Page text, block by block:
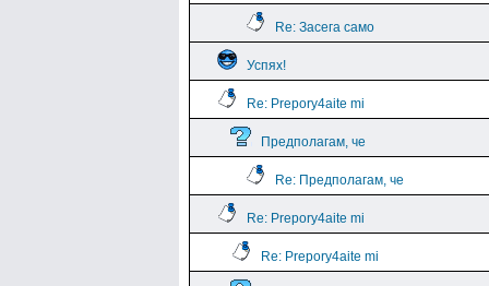
Re: Засега само
Успях!
Re: Prepory4aite mi
Предполагам, че
Re: Предполагам, че
Re: Prepory4aite mi
Re: Prepory4aite mi